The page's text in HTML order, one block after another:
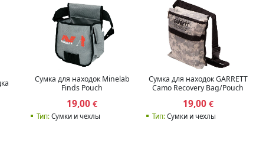
Сумка для находок Minelab
Finds Pouch
19,00 €
Тип:Сумки и чехлы
Сумка для находок GARRETT
Camo Recovery Bag/Pouch
19,00€
Тип: Сумки и чехлы